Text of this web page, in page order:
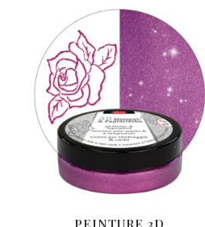
PEINTURE 3D